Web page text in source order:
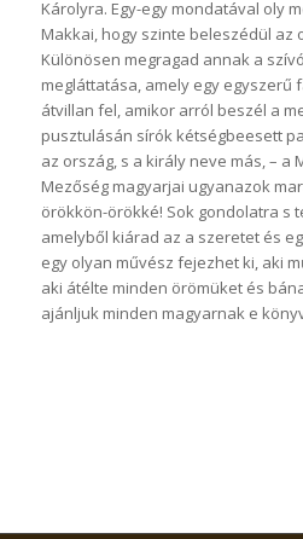
Károlyra. Egy-egy mondatával oly
Makkai, hogy szinte beleszédül az
Különösen megragad annak a
megláttatása, amely egy egyszerű
átvillan fel, amikor arról beszél a
pusztulásán sírók kétségbeesett
az ország, s a király neve más, – a
Mezőség magyarjai ugyanazok
örökkön-örökké! Sok gondolatra s
amelyből kiárad az a szeretet és
egy olyan művész fejezhet ki, aki
aki átélte minden örömüket és
ajánljuk minden magyarnak e